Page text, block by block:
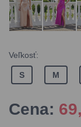
Veľkosť:
S M
Cena: